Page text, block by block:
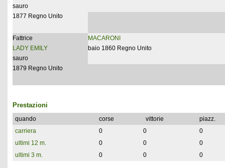
sauro
1877 Regno Unito
Fattrice
LADY EMILY
sauro
1879 Regno Unito
MACARONI
baio 1860 Regno Unito
Prestazioni
quando corse vittorie
piazz.
carriera
0 0
0
ultimi 12 m.
0 0
0
ultimi 3 m.
0 0 0